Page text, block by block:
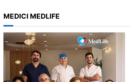
r
c
h
MEDICI MEDLIFE